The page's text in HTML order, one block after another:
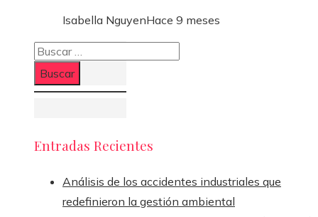
Isabella NguyenHace 9 meses
Buscar:
Entradas Recientes
Análisis de los accidentes industriales que
redefinieron la gestión ambiental